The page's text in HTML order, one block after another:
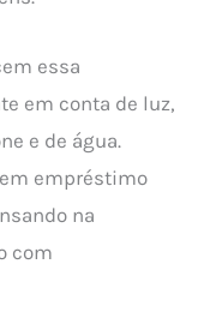
essa
em conta de luz,
e de água.
empréstimo
na
com